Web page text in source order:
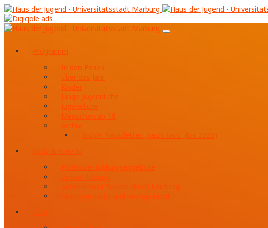
Programm
In den Ferien
Über das Jahr
Kinder
Junge Jugendliche
Jugendliche
Menschen ab 18
Archiv
Archiv: Newsletter „hau’s raus“ (bis 2020)
Aktiv & Kreativ
Politische Bildungsangebote
Umweltbildung
Actionbound-Touren durch Marburg
Selbstgemacht und nachgedacht
Orte